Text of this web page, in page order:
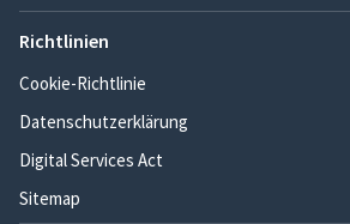
Richtlinien
Cookie-Richtlinie
Datenschutzerklärung
Digital Services Act
Sitemap